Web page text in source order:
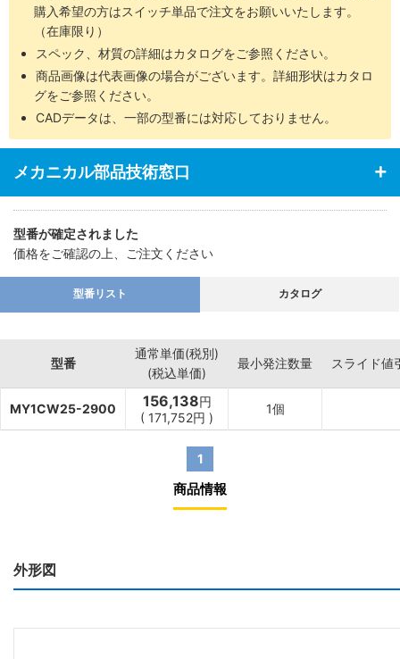
購入希望の方はスイッチ単品で注文をお願いいたします。
（在庫限り）
スペック、材質の詳細はカタログをご参照ください。
商品画像は代表画像の場合がございます。詳細形状はカタロ
グをご参照ください。
CADデータは、一部の型番には対応しておりません。
メカニカル部品技術窓口
型番が確定されました
価格をご確認の上、ご注文ください
型番リスト カタログ
型番
通常単価(税別)
(税込単価)
最小発注数量 スライド値
MY1CW25-2900 156,138円
( 171,752円 )
1個
1
商品情報
外形図